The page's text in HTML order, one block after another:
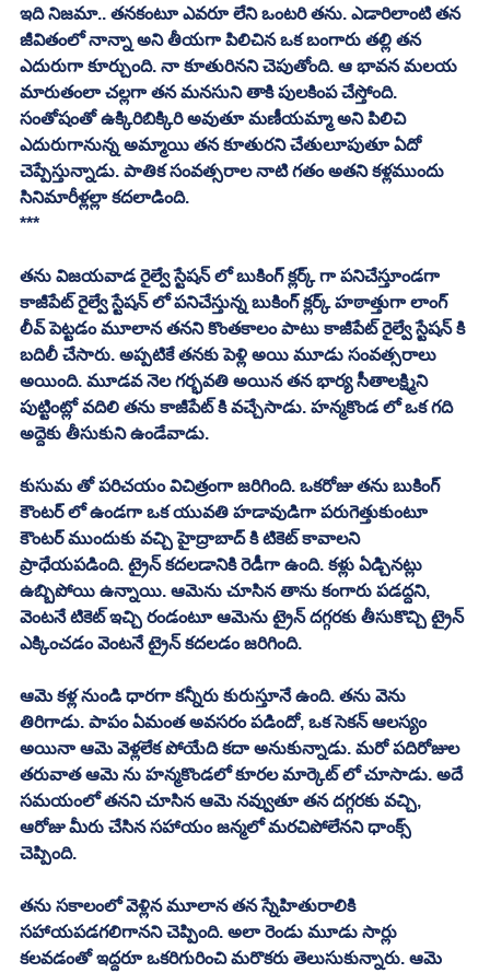
ఇది నిజమా.. తనకంటూ ఎవరూ లేని ఒంటరి తను. ఎడారిలాంటి తన
జీవితంలో నాన్నా అని తీయగా పిలిచిన ఒక బంగారు తల్లి తన
ఎదురుగా కూర్చుంది. నా కూతురినని చెపుతోంది. ఆ భావన మలయ
మారుతంలా చల్లగా తన మనసుని తాకి పులకింప చేస్తోంది.
సంతోషంతో ఉక్కిరిబిక్కిరి అవుతూ మణీయమ్మా అని పిలిచి
ఎదురుగానున్న అమ్మాయి తన కూతురని చేతులూపుతూ ఏదో
చెప్పేస్తున్నాడు. పాతిక సంవత్సరాల నాటి గతం అతని కళ్లముందు
సినిమారీళ్లల్లా కదలాడింది.
***
తను విజయవాడ రైల్వే స్టేషన్ లో బుకింగ్ క్లర్క్ గా పనిచేస్తూండగా
కాజీపేట్ రైల్వే స్టేషన్ లో పనిచేస్తున్న బుకింగ్ క్లర్క్ హఠాత్తుగా లాంగ్
లీవ్ పెట్టడం మూలాన తనని కొంతకాలం పాటు కాజీపేట్ రైల్వే స్టేషన్ కి
బదిలీ చేసారు. అప్పటికే తనకు పెళ్లి అయి మూడు సంవత్సరాలు
అయింది. మూడవ నెల గర్భవతి అయిన తన భార్య సీతాలక్ష్మిని
పుట్టింట్లో వదిలి తను కాజీపేట్ కి వచ్చేసాడు. హన్మకొండ లో ఒక గది
అద్దెకు తీసుకుని ఉండేవాడు.
కుసుమ తో పరిచయం విచిత్రంగా జరిగింది. ఒకరోజు తను బుకింగ్
కౌంటర్ లో ఉండగా ఒక యువతి హడావుడిగా పరుగెత్తుకుంటూ
కౌంటర్ ముందుకు వచ్చి హైద్రాబాద్ కి టికెట్ కావాలని
ప్రాధేయపడింది. ట్రైన్ కదలడానికి రెడీగా ఉంది. కళ్లు ఏడ్చినట్లు
ఉబ్బిపోయి ఉన్నాయి. ఆమెను చూసిన తాను కంగారు పడద్దని,
వెంటనే టికెట్ ఇచ్చి రండంటూ ఆమెను ట్రైన్ దగ్గరకు తీసుకొచ్చి ట్రైన్
ఎక్కించడం వెంటనే ట్రైన్ కదలడం జరిగింది.
ఆమె కళ్ల నుండి ధారగా కన్నీరు కురుస్తూనే ఉంది. తను వెను
తిరిగాడు. పాపం ఏమంత అవసరం పడిందో, ఒక సెకన్ ఆలస్యం
అయినా ఆమె వెళ్లలేక పోయేది కదా అనుకున్నాడు. మరో పదిరోజుల
తరువాత ఆమె ను హన్మకొండలో కూరల మార్కెట్ లో చూసాడు. అదే
సమయంలో తనని చూసిన ఆమె నవ్వుతూ తన దగ్గరకు వచ్చి,
ఆరోజు మీరు చేసిన సహాయం జన్మలో మరచిపోలేనని ధాంక్స్
చెప్పింది.
తను సకాలంలో వెళ్లిన మూలాన తన స్నేహితురాలికి
సహాయపడగలిగానని చెప్పింది. అలా రెండు మూడు సార్లు
కలవడంతో ఇద్దరూ ఒకరిగురించి మరొకరు తెలుసుకున్నారు. ఆమె